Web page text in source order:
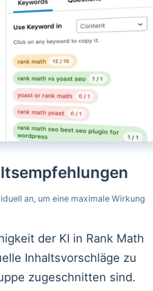
an, um eine maximale Wirkung
der KI in Rank Math
Inhaltsvorschläge zu
zugeschnitten sind.